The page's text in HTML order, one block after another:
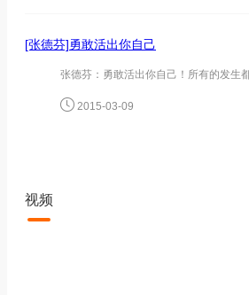
[张德芬]勇敢活出你自己
2015-03-09
视频